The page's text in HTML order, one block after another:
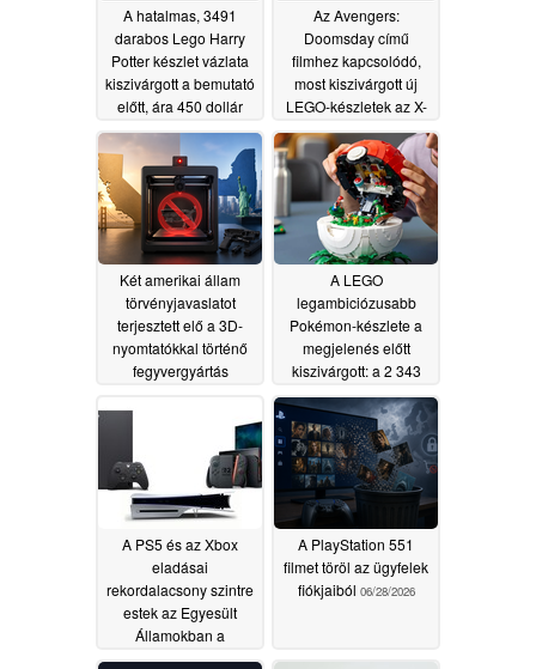
A hatalmas, 3491
darabos Lego Harry
Potter készlet vázlata
kiszivárgott a bemutató
előtt, ára 450 dollár
07/30/2026
Az Avengers:
Doomsday című
filmhez kapcsolódó,
most kiszivárgott új
LEGO-készletek az X-
Men, a Dark Avengers
és még sok más
karaktert mutatnak be
07/17/2026
Két amerikai állam
törvényjavaslatot
terjesztett elő a 3D-
nyomtatókkal történő
fegyvergyártás
A LEGO
legambiciózusabb
Pokémon-készlete a
megjelenés előtt
kiszivárgott: a 2 343
darabból álló Poké Ball
egy egész világot rejt
magában07/07/2026
A PS5 és az Xbox
eladásai
rekordalacsony szintre
estek az Egyesült
Államokban a
konzolárak
A PlayStation 551
filmet töröl az ügyfelek
fiókjaiból 06/28/2026